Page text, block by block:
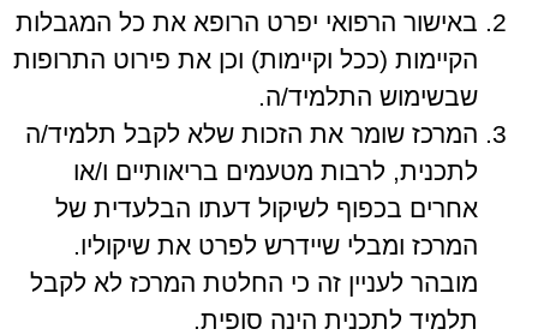
באישור הרפואי יפרט הרופא את כל המגבלות
הקיימות (ככל וקיימות) וכן את פירוט התרופות
שבשימוש התלמיד/ה.
המרכז שומר את הזכות שלא לקבל תלמיד/ה
לתכנית, לרבות מטעמים בריאותיים ו/או
אחרים בכפוף לשיקול דעתו הבלעדית של
המרכז ומבלי שיידרש לפרט את שיקוליו.
מובהר לעניין זה כי החלטת המרכז לא לקבל
תלמיד לתכנית הינה סופית.